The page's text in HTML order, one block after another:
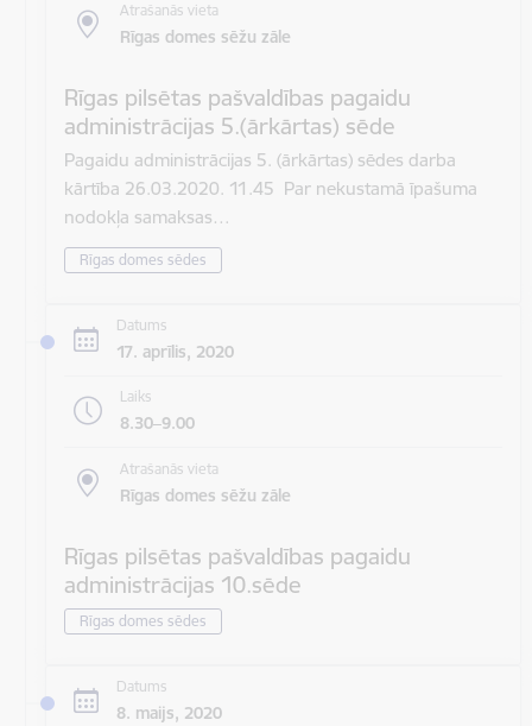
Atrašanās vieta
Rīgas domes sēžu zāle
Rīgas pilsētas pašvaldības pagaidu
administrācijas 5.(ārkārtas) sēde
Pagaidu administrācijas 5. (ārkārtas) sēdes darba
kārtība 26.03.2020. 11.45 Par nekustamā īpašuma
nodokļa samaksas…
Rīgas domes sēdes
Datums
17. aprīlis, 2020
Laiks
8.30–9.00
Atrašanās vieta
Rīgas domes sēžu zāle
Rīgas pilsētas pašvaldības pagaidu
administrācijas 10.sēde
Rīgas domes sēdes
Datums
8. maijs, 2020